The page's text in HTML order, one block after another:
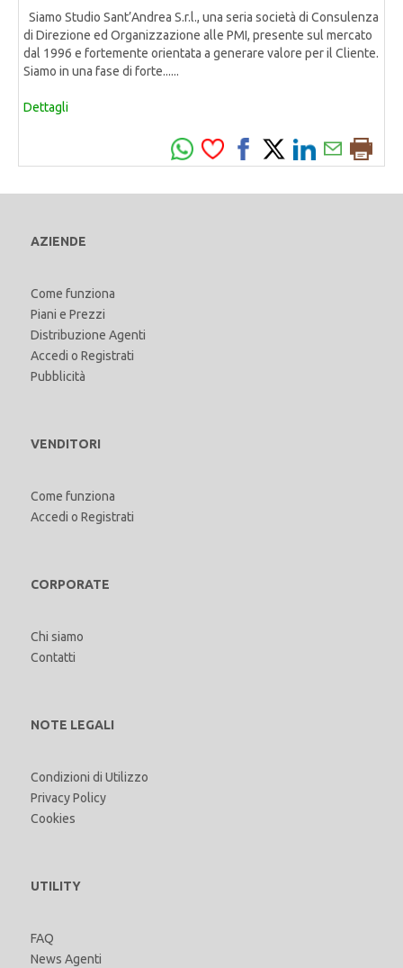
Siamo Studio Sant’Andrea S.r.l., una seria società di Consulenza
di Direzione ed Organizzazione alle PMI, presente sul mercato
dal 1996 e fortemente orientata a generare valore per il Cliente.
Siamo in una fase di forte......
Dettagli
AZIENDE
Come funziona
Piani e Prezzi
Distribuzione Agenti
Accedi o Registrati
Pubblicità
VENDITORI
Come funziona
Accedi o Registrati
CORPORATE
Chi siamo
Contatti
NOTE LEGALI
Condizioni di Utilizzo
Privacy Policy
Cookies
UTILITY
FAQ
News Agenti